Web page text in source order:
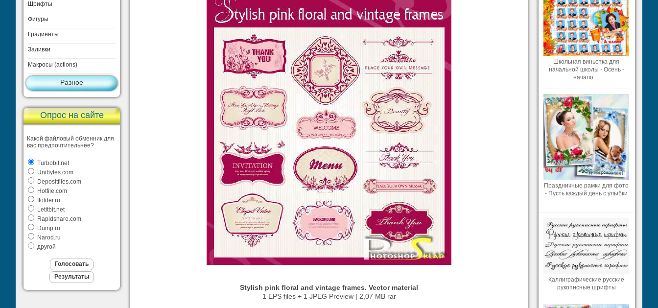
Шрифты
Фигуры
Градиенты
Заливки
Макросы (actions)
Разное
Опрос на сайте
Какой файловый обменник для
вас предпочтительнее?
Turbobit.net
Unibytes.com
Depositfiles.com
Hotfile.com
Ifolder.ru
Letitbit.net
Rapidshare.com
Dump.ru
Narod.ru
другой
Stylish pink floral and vintage frames. Vector material
1 EPS files + 1 JPEG Preview | 2,07 MB rar
Школьная виньетка для
начальной школы - Осень -
начало ...
Праздничные рамки для фото
- Пусть каждый день с улыбки
...
Каллиграфические русские
рукописные шрифты